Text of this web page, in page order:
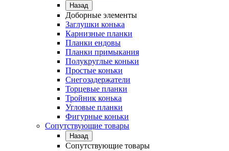
Назад
Доборные элементы
Заглушки конька
Карнизные планки
Планки ендовы
Планки примыкания
Полукруглые коньки
Простые коньки
Снегозадержатели
Торцевые планки
Тройник конька
Угловые планки
Фигурные коньки
Сопутствующие товары
Назад
Сопутствующие товары